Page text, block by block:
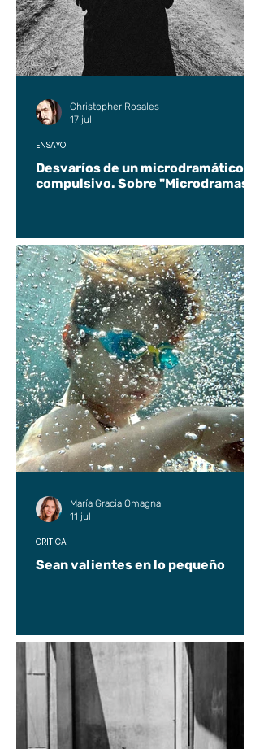
Desvaríos de un microdramático
compulsivo. Sobre "Microdramas".
ENSAYO
Christopher Rosales
17 jul
Sean valientes en lo pequeño
CRÍTICA
María Gracia Omagna
11 jul